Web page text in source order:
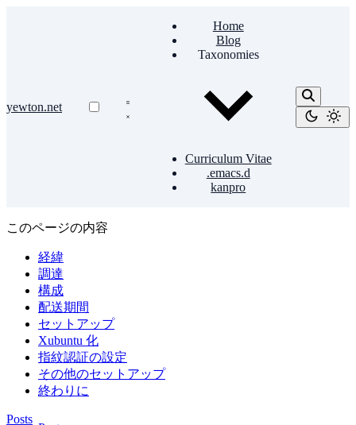
yewton.net
Home
Blog
Taxonomies
Curriculum Vitae
.emacs.d
kanpro
このページの内容
経緯
調達
構成
配送期間
セットアップ
Xubuntu 化
指紋認証の設定
その他のセットアップ
終わりに
Posts